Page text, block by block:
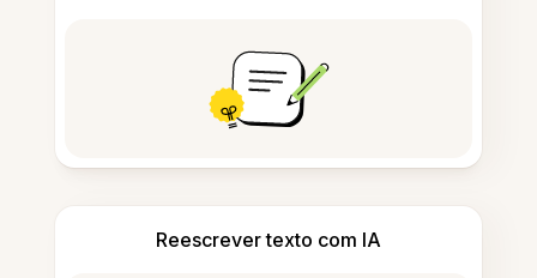
Reescrever texto com IA